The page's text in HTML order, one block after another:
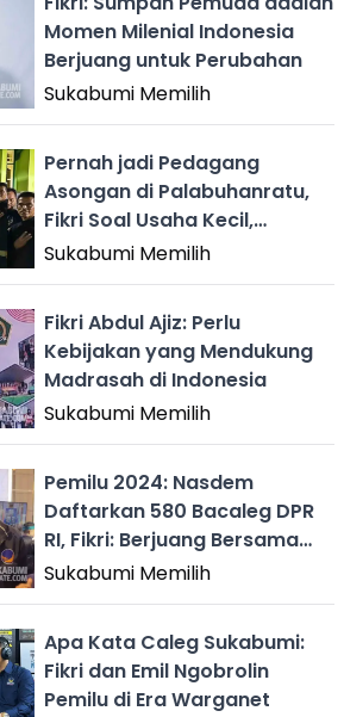
Momen Milenial Indonesia
Berjuang untuk Perubahan
Sukabumi Memilih
Pernah jadi Pedagang
Asongan di Palabuhanratu,
Fikri Soal Usaha Kecil,
Nelayan dan HGU
Sukabumi Memilih
Fikri Abdul Ajiz: Perlu
Kebijakan yang Mendukung
Madrasah di Indonesia
Sukabumi Memilih
Pemilu 2024: Nasdem
Daftarkan 580 Bacaleg DPR
RI, Fikri: Berjuang Bersama
Warga Sukabumi
Sukabumi Memilih
Apa Kata Caleg Sukabumi:
Fikri dan Emil Ngobrolin
Pemilu di Era Warganet